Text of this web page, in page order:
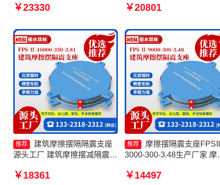
隔震支座厂家 FPS支座厂家
￥23330
350-3.81源头工厂 FPS-
座源头工厂
￥20801
推荐
建筑摩擦摆隔隔震支座
源头工厂 建筑摩擦摆减隔震支
8000-350-3.81生产厂家 摩擦
￥18361
推荐
摩擦摆隔震支座
3000-300-3.48生产厂家 摩
3.48 减隔震摩擦摆支座 摩
￥14497